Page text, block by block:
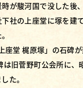
が駿河国で没した後
社の上座堂に塚を建
堂 梶原塚」の石碑
旧菅野町公会所に、
た。